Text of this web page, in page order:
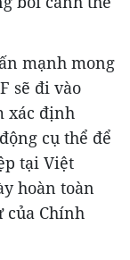
mạnh mong
sẽ đi vào
xác định
cụ thể để
tại Việt
hoàn toàn
Chính